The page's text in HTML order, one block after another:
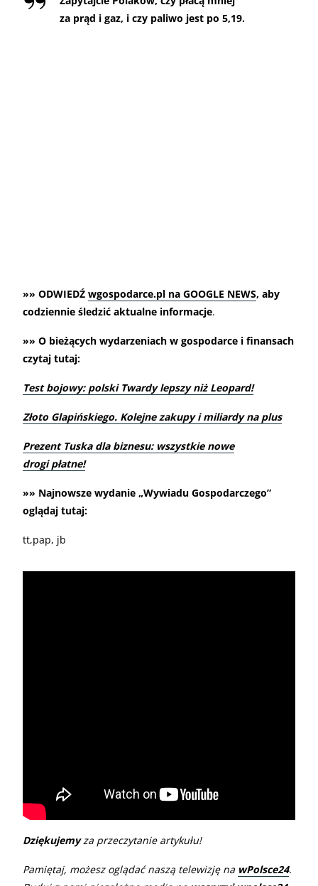
za prąd i gaz, i czy paliwo jest po 5,19.
»» ODWIEDŹ wgospodarce.pl na GOOGLE NEWS, aby
codziennie śledzić aktualne informacje.
»» O bieżących wydarzeniach w gospodarce i finansach
czytaj tutaj:
Test bojowy: polski Twardy lepszy niż Leopard!
Złoto Glapińskiego. Kolejne zakupy i miliardy na plus
Prezent Tuska dla biznesu: wszystkie nowe
drogi płatne!
»» Najnowsze wydanie „Wywiadu Gospodarczego”
oglądaj tutaj:
tt,pap, jb
Dziękujemyza przeczytanie artykułu!
Pamiętaj, możesz oglądać naszą telewizję na wPolsce24.